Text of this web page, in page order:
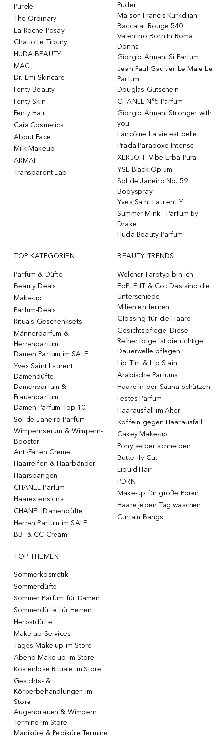
Purelei
The Ordinary
La Roche-Posay
Charlotte Tilbury
HUDA BEAUTY
MAC
Dr. Emi Skincare
Fenty Beauty
Fenty Skin
Fenty Hair
Caia Cosmetics
About Face
Milk Makeup
ARMAF
Transparent Lab
Puder
Maison Francis Kurkdjian
Baccarat Rouge 540
Valentino Born In Roma
Donna
Giorgio Armani Si Parfum
Jean Paul Gaultier Le Male Le
Parfum
Douglas Gutschein
CHANEL N°5 Parfum
Giorgio Armani Stronger with
you
Lancôme La vie est belle
Prada Paradoxe Intense
XERJOFF Vibe Erba Pura
YSL Black Opium
Sol de Janeiro No. 59
Bodyspray
Yves Saint Laurent Y
Summer Mink - Parfum by
Drake
Huda Beauty Parfum
TOP KATEGORIEN
Parfum & Düfte
Beauty Deals
Make-up
Parfum-Deals
Rituals Geschenksets
Männerparfum &
Herrenparfum
Damen Parfum im SALE
Yves Saint Laurent
Damendüfte
Damenparfum &
Frauenparfum
Damen Parfum Top 10
Sol de Janeiro Parfum
Wimpernserum & Wimpern-
Booster
Anti-Falten Creme
Haarreifen & Haarbänder
Haarspangen
CHANEL Parfum
Haarextensions
CHANEL Damendüfte
Herren Parfum im SALE
BB- & CC-Cream
BEAUTY TRENDS
Welcher Farbtyp bin ich
EdP, EdT & Co.: Das sind die
Unterschiede
Milien entfernen
Glossing für die Haare
Gesichtspflege: Diese
Reihenfolge ist die richtige
Dauerwelle pflegen
Lip Tint & Lip Stain
Arabische Parfums
Haare in der Sauna schützen
Festes Parfum
Haarausfall im Alter
Koffein gegen Haarausfall
Cakey Make-up
Pony selber schneiden
Butterfly Cut
Liquid Hair
PDRN
Make-up für große Poren
Haare jeden Tag waschen
Curtain Bangs
TOP THEMEN
Sommerkosmetik
Sommerdüfte
Sommer Parfum für Damen
Sommerdüfte für Herren
Herbstdüfte
Make-up-Services
Tages-Make-up im Store
Abend-Make-up im Store
Kostenlose Rituale im Store
Gesichts- &
Körperbehandlungen im
Store
Augenbrauen & Wimpern
Termine im Store
Maniküre & Pediküre Termine